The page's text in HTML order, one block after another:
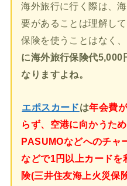
海外旅行に行く際は、
要があることは理解し
保険を使うことはなく、
に海外旅行保険代5,000
なりますよね。
エポスカードは年会費
らず、空港に向かうた
PASUMOなどへのチャ
などで1円以上カードを
険(三井住友海上火災保